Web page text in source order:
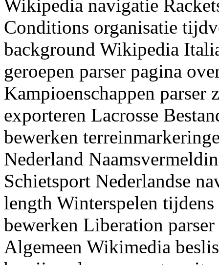
Wikipedia navigatie
Conditions organisatie
background Wikipedia
geroepen parser pagina
Kampioenschappen parser
exporteren Lacrosse
bewerken
Nederland
Schietsport Nederlandse
length Winterspelen
bewerken Liberation
Algemeen Wikimedia